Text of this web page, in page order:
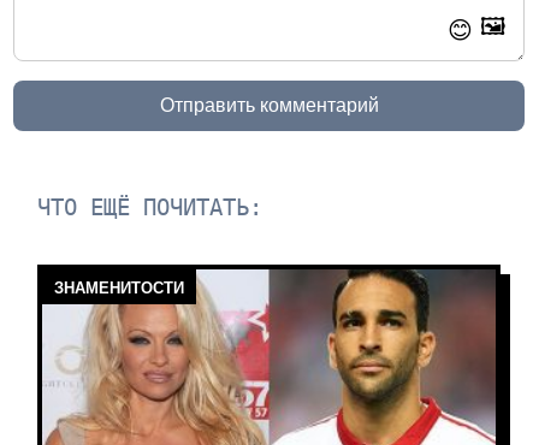
😊 🖼️
Отправить комментарий
ЧТО ЕЩЁ ПОЧИТАТЬ:
ЗНАМЕНИТОСТИ